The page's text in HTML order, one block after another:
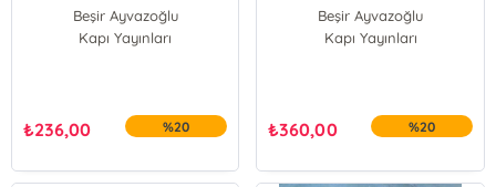
Beşir Ayvazoğlu
Kapı Yayınları
₺236,00 %20
Beşir Ayvazoğlu
Kapı Yayınları
₺360,00 %20